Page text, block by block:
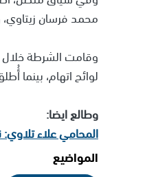
محمد فرسان زيتاوي،
لوائح اتهام، بينما
وطالع ايضا:
المحامي علاء
المواضيع